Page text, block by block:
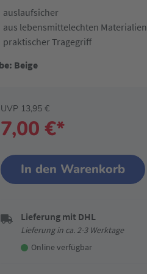
auslaufsicher
aus lebensmittelechten Materialien
praktischer Tragegriff
Beige
7,00 €*
UVP 13,95 €
In den Warenkorb
Lieferung mit DHL
Lieferung in ca. 2-3 Werktage
Online verfügbar